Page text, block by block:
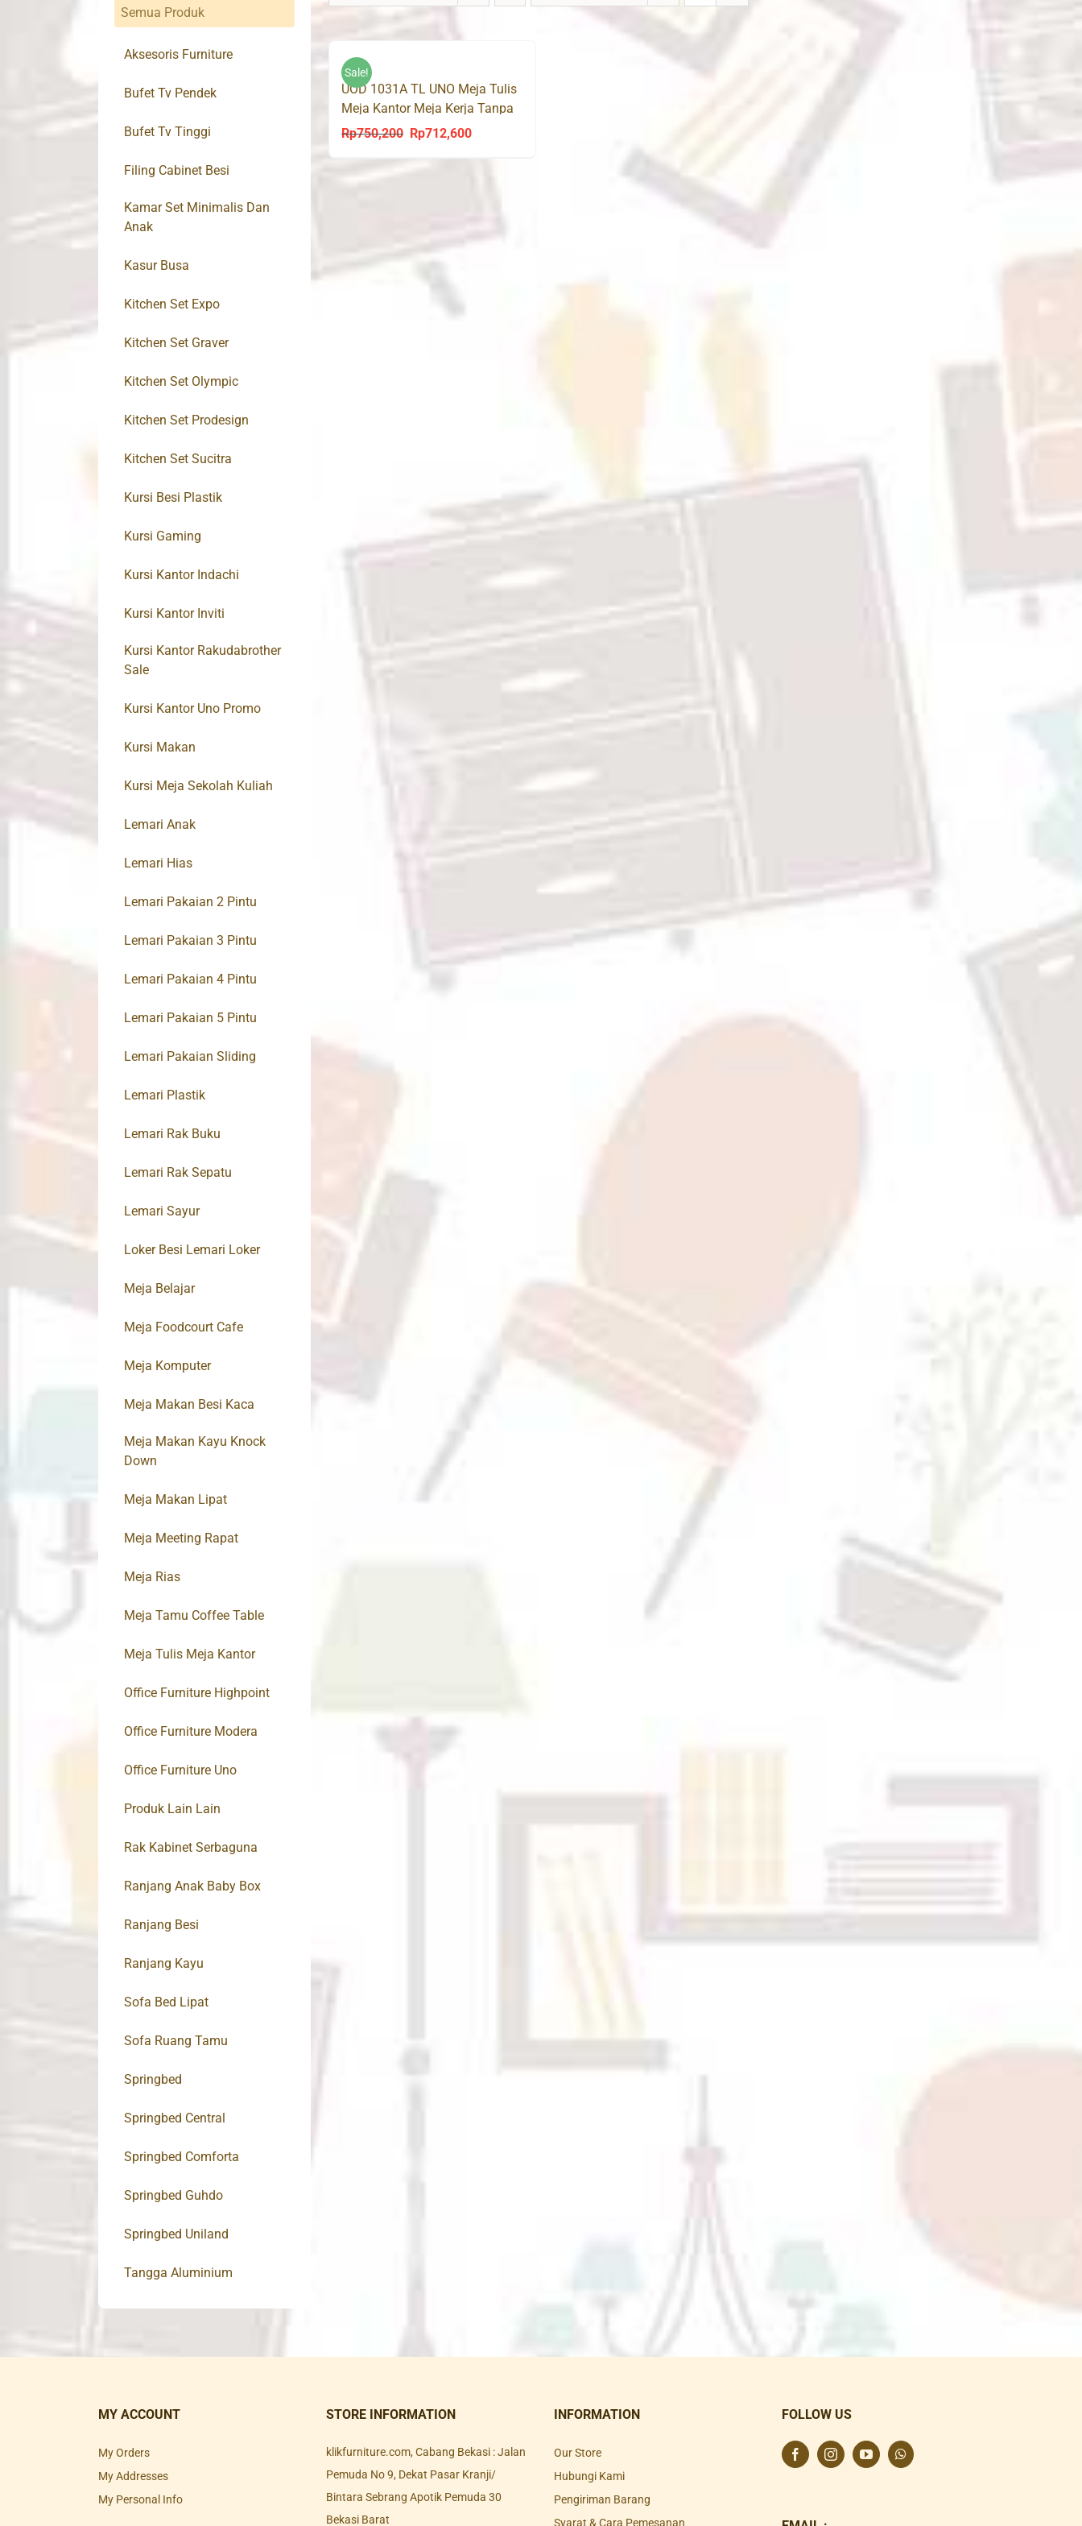
Sale!
UOD 1031A TL UNO Meja Tulis
Meja Kantor Meja Kerja Tanpa
Laci
Rp750,200
Original
Rp712,600Current
Semua Produk
Aksesoris Furniture
Bufet Tv Pendek
Bufet Tv Tinggi
Filing Cabinet Besi
Kamar Set Minimalis Dan
Anak
Kasur Busa
Kitchen Set Expo
Kitchen Set Graver
Kitchen Set Olympic
Kitchen Set Prodesign
Kitchen Set Sucitra
Kursi Besi Plastik
Kursi Gaming
Kursi Kantor Indachi
Kursi Kantor Inviti
Kursi Kantor Rakudabrother
Sale
Kursi Kantor Uno Promo
Kursi Makan
Kursi Meja Sekolah Kuliah
Lemari Anak
Lemari Hias
Lemari Pakaian 2 Pintu
Lemari Pakaian 3 Pintu
Lemari Pakaian 4 Pintu
Lemari Pakaian 5 Pintu
Lemari Pakaian Sliding
Lemari Plastik
Lemari Rak Buku
Lemari Rak Sepatu
Lemari Sayur
Loker Besi Lemari Loker
Meja Belajar
Meja Foodcourt Cafe
Meja Komputer
Meja Makan Besi Kaca
Meja Makan Kayu Knock
Down
Meja Makan Lipat
Meja Meeting Rapat
Meja Rias
Meja Tamu Coffee Table
Meja Tulis Meja Kantor
Office Furniture Highpoint
Office Furniture Modera
Office Furniture Uno
Produk Lain Lain
Rak Kabinet Serbaguna
Ranjang Anak Baby Box
Ranjang Besi
Ranjang Kayu
Sofa Bed Lipat
Sofa Ruang Tamu
Springbed
Springbed Central
Springbed Comforta
Springbed Guhdo
Springbed Uniland
Tangga Aluminium
MY ACCOUNT
My Orders
My Addresses
My Personal Info
STORE INFORMATION
klikfurniture.com, Cabang Bekasi : Jalan
Pemuda No 9, Dekat Pasar Kranji/
Bintara Sebrang Apotik Pemuda 30
Bekasi Barat
INFORMATION
Our Store
Hubungi Kami
Pengiriman Barang
Syarat & Cara Pemesanan
FOLLOW US